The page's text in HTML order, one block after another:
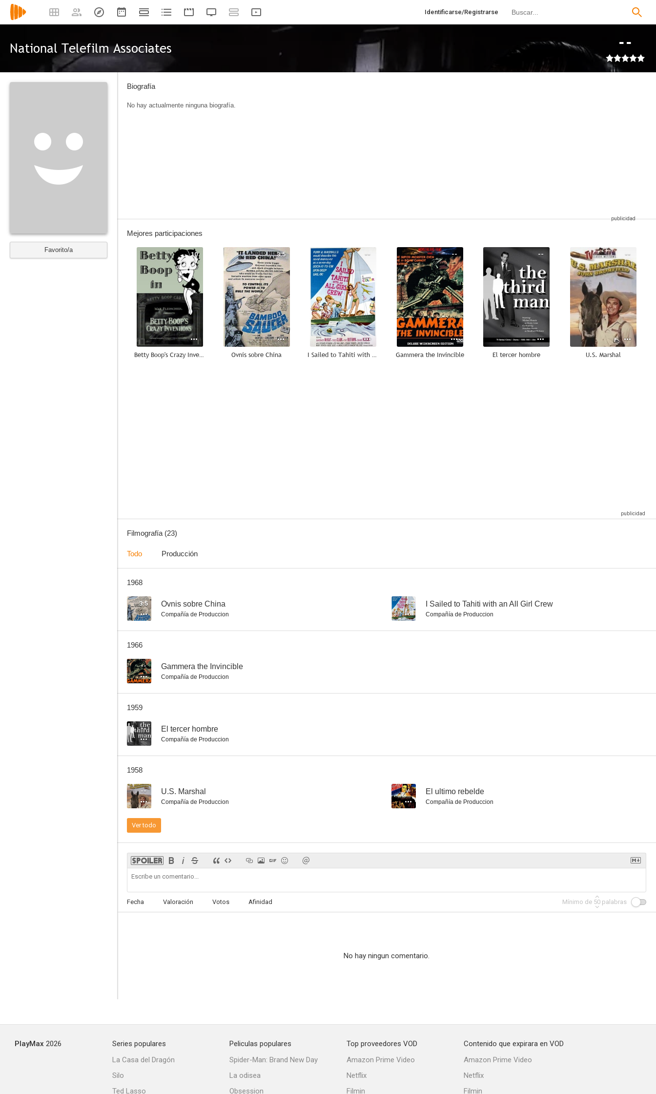
Identificarse/Registrarse
National Telefilm Associates --
Favorito/a
Biografía
No hay actualmente ninguna biografía.
Mejores participaciones
10
Betty Boop's Crazy Inventions
3.5
Ovnis sobre China
--
I Sailed to Tahiti with an All Girl Crew
--
Gammera the Invincible
--
El tercer hombre
--
U.S. Marshal
-- -- --
Filmografía (23)
Todo Producción
1968
3.5 Ovnis sobre China
Compañía de Produccion
-- I Sailed to Tahiti with an All Girl Crew
Compañía de Produccion
1966
-- Gammera the Invincible
Compañía de Produccion
1959
-- El tercer hombre
Compañía de Produccion
1958
-- U.S. Marshal
Compañía de Produccion
-- El ultimo rebelde
Compañía de Produccion
Ver todo
Fecha Valoración Votos Afinidad Mínimo de 50 palabras
No hay ningun comentario.
PlayMax 2026
Series populares
La Casa del Dragón
Silo
Ted Lasso
Peliculas populares
Spider-Man: Brand New Day
La odisea
Obsession
Top proveedores VOD
Amazon Prime Video
Netflix
Filmin
Contenido que expirara en VOD
Amazon Prime Video
Netflix
Filmin